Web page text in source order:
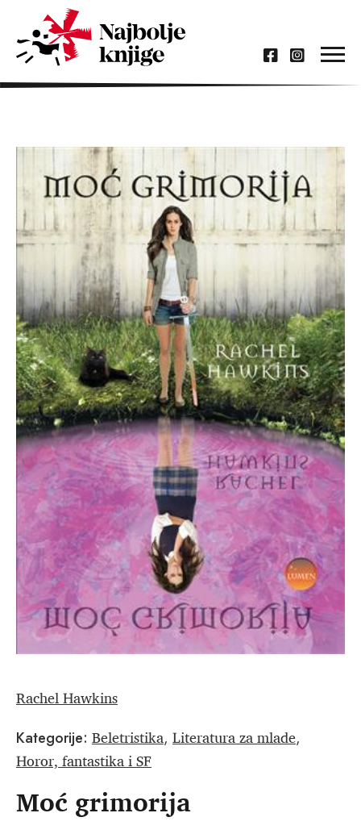
Rachel Hawkins
Kategorije: Beletristika, Literatura za mlade,
Horor, fantastika i SF
Moć grimorija